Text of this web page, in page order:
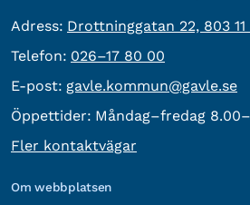
Adress: besöksadress:
Drottninggatan 22, 803 11
Telefon: Telefon:
026–17 80 00
E-post: E-post:
gavle.kommun@gavle.se
Öppettider: Måndag–fredag
Fler kontaktvägar
Om webbplatsen